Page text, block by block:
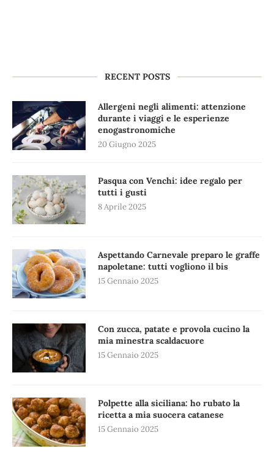
RECENT POSTS
Allergeni negli alimenti: attenzione
durante i viaggi e le esperienze
enogastronomiche
20 Giugno 2025
Pasqua con Venchi: idee regalo per
tutti i gusti
8 Aprile 2025
Aspettando Carnevale preparo le graffe
napoletane: tutti vogliono il bis
15 Gennaio 2025
Con zucca, patate e provola cucino la
mia minestra scaldacuore
15 Gennaio 2025
Polpette alla siciliana: ho rubato la
ricetta a mia suocera catanese
15 Gennaio 2025